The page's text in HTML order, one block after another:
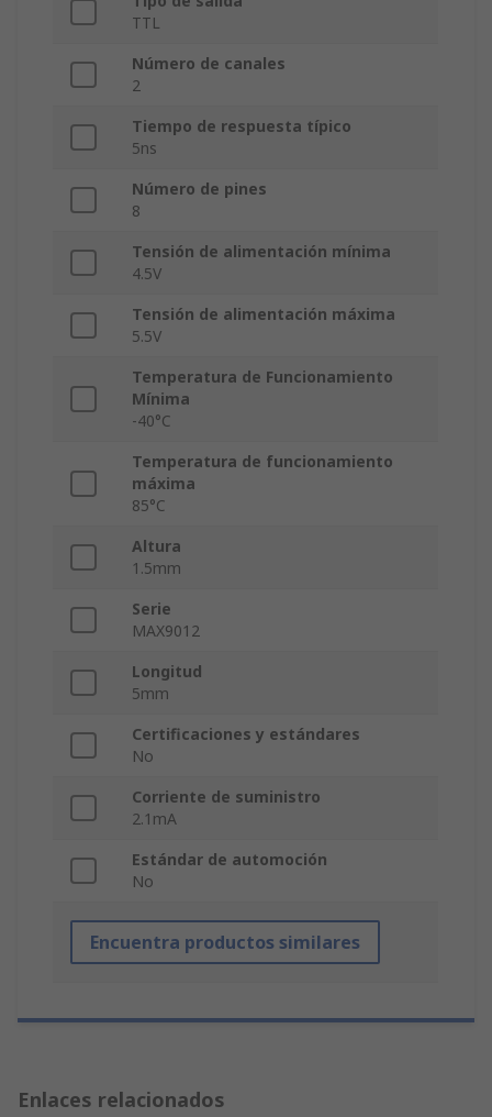
TTL
Número de canales
2
Tiempo de respuesta típico
5ns
Número de pines
8
Tensión de alimentación mínima
4.5V
Tensión de alimentación máxima
5.5V
Temperatura de Funcionamiento
Mínima
-40°C
Temperatura de funcionamiento
máxima
85°C
Altura
1.5mm
Serie
MAX9012
Longitud
5mm
Certificaciones y estándares
No
Corriente de suministro
2.1mA
Estándar de automoción
No
Encuentra productos similares
Enlaces relacionados